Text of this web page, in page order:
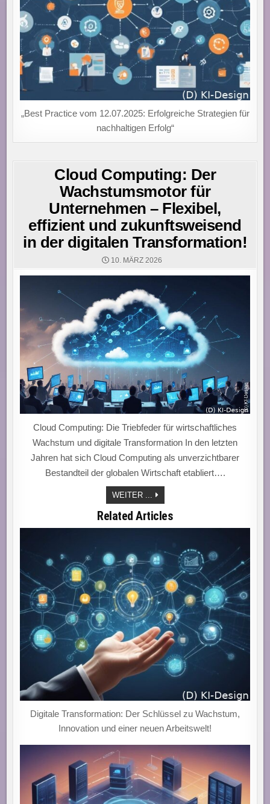
„Best Practice vom 12.07.2025: Erfolgreiche Strategien für
nachhaltigen Erfolg“
Cloud Computing: Der
Wachstumsmotor für
Unternehmen – Flexibel,
effizient und zukunftsweisend
in der digitalen Transformation!
10. MÄRZ 2026
Cloud Computing: Die Triebfeder für wirtschaftliches
Wachstum und digitale Transformation In den letzten
Jahren hat sich Cloud Computing als unverzichtbarer
Bestandteil der globalen Wirtschaft etabliert….
WEITER ... CLOUD
COMPUTING:
DER
WACHSTUMSMOTOR
FÜR
FLEXIBEL,
EFFIZIENT
UND
ZUKUNFTSWEISEND
IN
DER
DIGITALEN
TRANSFORMATION!
Related Articles
Digitale Transformation: Der Schlüssel zu Wachstum,
Innovation und einer neuen Arbeitswelt!